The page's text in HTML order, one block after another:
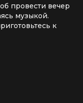
провести вечер
музыкой.
к